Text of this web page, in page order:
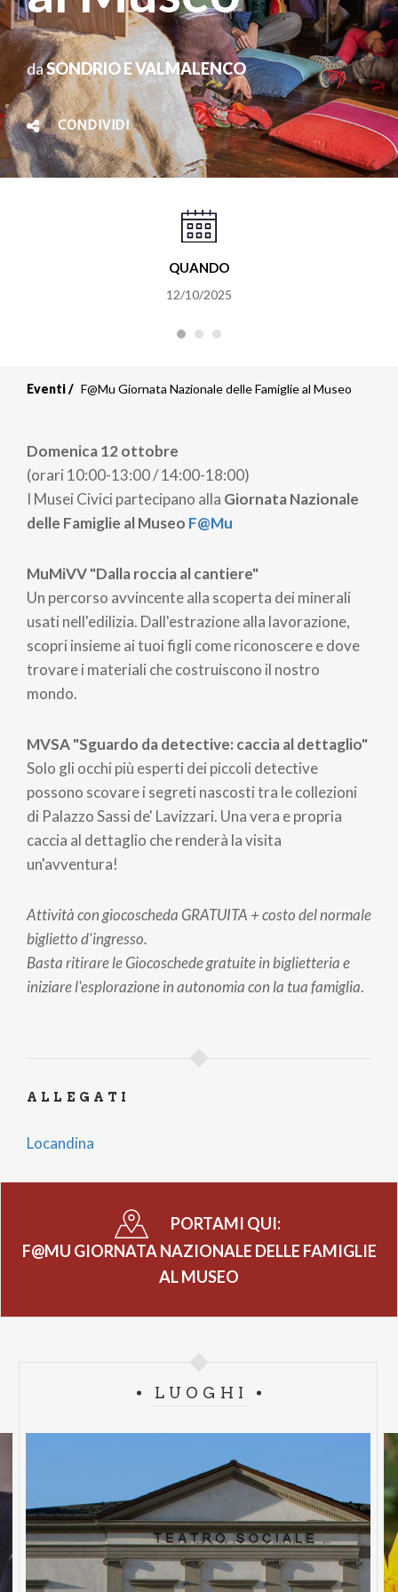
daSONDRIO E VALMALENCO
CONDIVIDI
QUANDO
12/10/2025
Eventi F@Mu Giornata Nazionale delle Famiglie al Museo
Domenica 12 ottobre
(orari 10:00-13:00 / 14:00-18:00)
I Musei Civici partecipano alla Giornata Nazionale
delle Famiglie al Museo F@Mu
MuMiVV "Dalla roccia al cantiere"
Un percorso avvincente alla scoperta dei minerali
usati nell'edilizia. Dall'estrazione alla lavorazione,
scopri insieme ai tuoi figli come riconoscere e dove
trovare i materiali che costruiscono il nostro
mondo.
MVSA "Sguardo da detective: caccia al dettaglio"
Solo gli occhi più esperti dei piccoli detective
possono scovare i segreti nascosti tra le collezioni
di Palazzo Sassi de' Lavizzari. Una vera e propria
caccia al dettaglio che renderà la visita
un'avventura!
Attività con giocoscheda GRATUITA + costo del normale
biglietto d'ingresso.
Basta ritirare le Giocoschede gratuite in biglietteria e
iniziare l'esplorazione in autonomia con la tua famiglia.
ALLEGATI
Locandina
PORTAMI QUI:
F@MU GIORNATA NAZIONALE DELLE FAMIGLIE
AL MUSEO
LUOGHI